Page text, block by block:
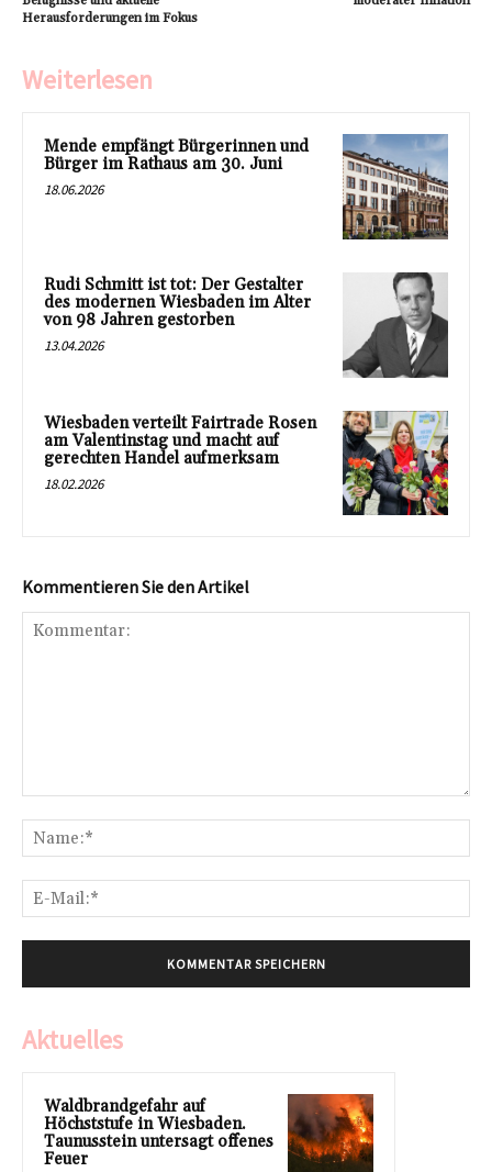
Herausforderungen im Fokus
Weiterlesen
Mende empfängt Bürgerinnen und
Bürger im Rathaus am 30. Juni
18.06.2026
Rudi Schmitt ist tot: Der Gestalter
des modernen Wiesbaden im Alter
von 98 Jahren gestorben
13.04.2026
Wiesbaden verteilt Fairtrade Rosen
am Valentinstag und macht auf
gerechten Handel aufmerksam
18.02.2026
Kommentieren Sie den Artikel
Aktuelles
Waldbrandgefahr auf
Höchststufe in Wiesbaden.
Taunusstein untersagt offenes
Feuer